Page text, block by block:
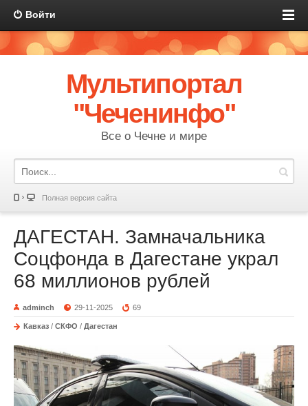
Войти
Мультипортал
"Чеченинфо"
Все о Чечне и мире
Полная версия сайта
ДАГЕСТАН. Замначальника
Соцфонда в Дагестане украл
68 миллионов рублей
adminch 29-11-2025 69
Кавказ / СКФО / Дагестан